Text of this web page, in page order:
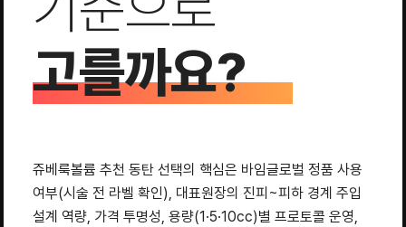
고를까요?
쥬베룩볼륨 추천 동탄 선택의 핵심은 바임글로벌 정품 사용
여부(시술 전 라벨 확인), 대표원장의 진피~피하 경계 주입
설계 역량, 가격 투명성, 용량(1·5·10cc)별 프로토콜 운영,